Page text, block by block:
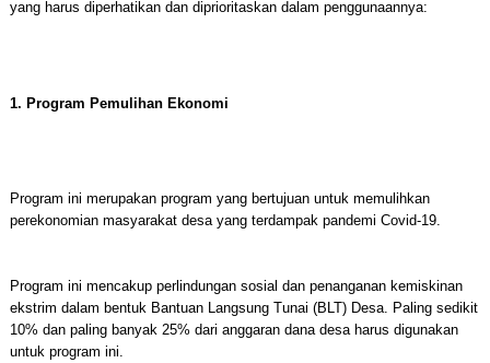
yang harus diperhatikan dan diprioritaskan dalam penggunaannya:
1. Program Pemulihan Ekonomi
Program ini merupakan program yang bertujuan untuk memulihkan
perekonomian masyarakat desa yang terdampak pandemi Covid-19.
Program ini mencakup perlindungan sosial dan penanganan kemiskinan
ekstrim dalam bentuk Bantuan Langsung Tunai (BLT) Desa. Paling sedikit
10% dan paling banyak 25% dari anggaran dana desa harus digunakan
untuk program ini.